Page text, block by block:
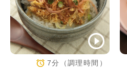
7分（調理時間）